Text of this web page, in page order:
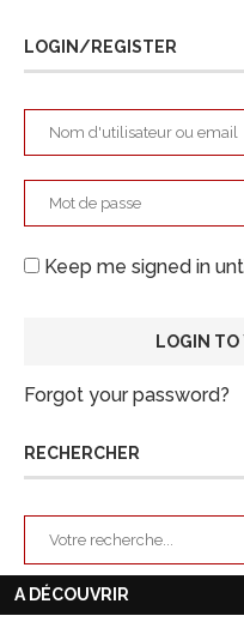
LOGIN/REGISTER
Keep me signed in
Forgot your password?
RECHERCHER
ARCHIVES
A DÉCOUVRIR